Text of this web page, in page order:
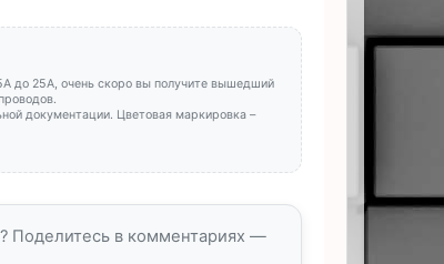
до 25А, очень скоро вы получите вышедший
документации. Цветовая маркировка –
Поделитесь в комментариях —